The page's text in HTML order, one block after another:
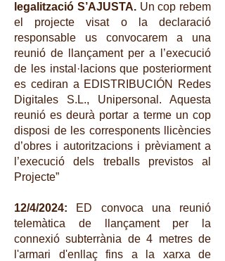
legalització S’AJUSTA.Un cop rebem
el projecte visat o la declaració
responsable us convocarem a una
reunió de llançament per a l’execució
de les instal·lacions que posteriorment
es cediran a EDISTRIBUCIÓN Redes
Digitales S.L., Unipersonal. Aquesta
reunió es deurà portar a terme un cop
disposi de les corresponents llicències
d’obres i autoritzacions i prèviament a
l’execució dels treballs previstos al
Projecte”
12/4/2024:
ED convoca una reunió
telemàtica de llançament per la
connexió subterrània de 4 metres de
l'armari d'enllaç fins a la xarxa de